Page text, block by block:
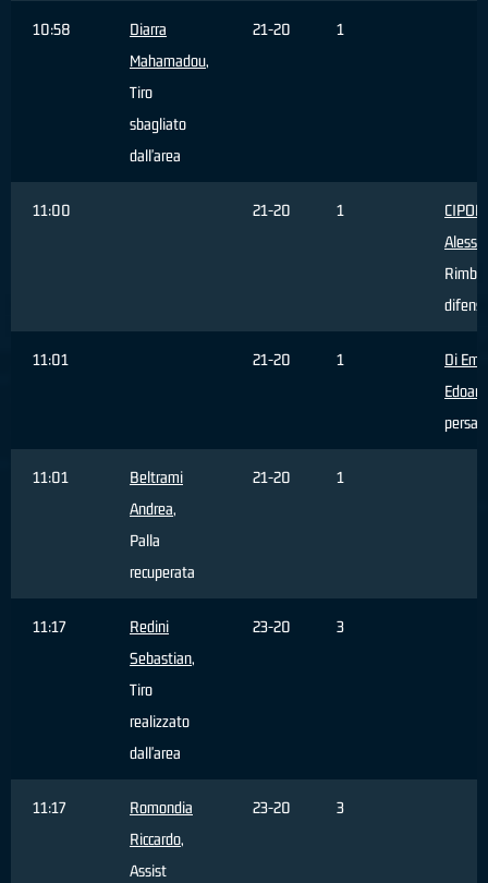
10:58
Diarra
Mahamadou,
Tiro
sbagliato
dall'area
21-20 1
11:00 21-20 1
11:01 21-20 1
Di
persa
11:01
Beltrami
Andrea,
Palla
recuperata
21-20 1
11:17
Redini
Sebastian,
Tiro
realizzato
dall'area
23-20 3
11:17
Romondia
Riccardo,
Assist
23-20 3